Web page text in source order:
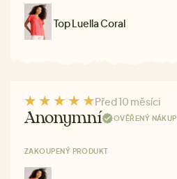
Top Luella Coral
Před 10 měsíci
Anonymní OVĚŘENÝ NÁKUP
ZAKOUPENÝ PRODUKT